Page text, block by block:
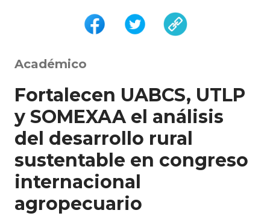
Académico
Fortalecen UABCS, UTLP
y SOMEXAA el análisis
del desarrollo rural
sustentable en congreso
internacional
agropecuario